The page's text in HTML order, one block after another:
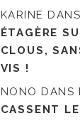
KARINE DANS
ÉTAGÈRE
CLOUS,
VIS !
NONO DANS
CASSENT